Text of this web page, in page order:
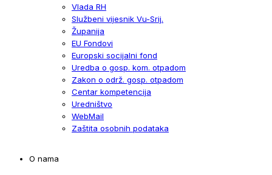
Vlada RH
Službeni vijesnik Vu-Srij.
Županija
EU Fondovi
Europski socijalni fond
Uredba o gosp. kom. otpadom
Zakon o održ. gosp. otpadom
Centar kompetencija
Uredništvo
WebMail
Zaštita osobnih podataka
O nama